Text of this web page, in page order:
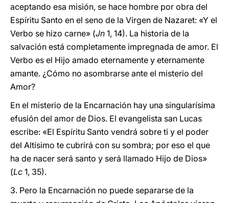
aceptando esa misión, se hace hombre por obra del
Espíritu Santo en el seno de la Virgen de Nazaret: «Y el
Verbo se hizo carne» (Jn 1, 14). La historia de la
salvación está completamente impregnada de amor. El
Verbo es el Hijo amado eternamente y eternamente
amante. ¿Cómo no asombrarse ante el misterio del
Amor?
En el misterio de la Encarnación hay una singularísima
efusión del amor de Dios. El evangelista san Lucas
escribe: «El Espíritu Santo vendrá sobre ti y el poder
del Altísimo te cubrirá con su sombra; por eso el que
ha de nacer será santo y será llamado Hijo de Dios»
(Lc 1, 35).
3. Pero la Encarnación no puede separarse de la